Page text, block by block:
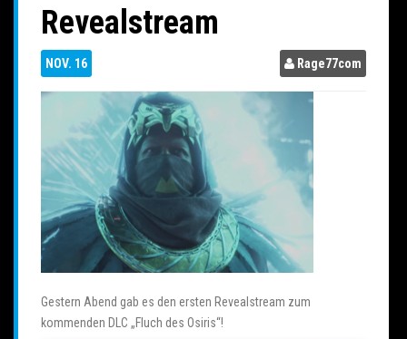
Revealstream
NOV. 16 Rage77com
Gestern Abend gab es den ersten Revealstream zum
kommenden DLC „Fluch des Osiris“!